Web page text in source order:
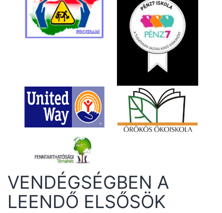
VENDÉGSÉGBEN A
LEENDŐ ELSŐSÖK